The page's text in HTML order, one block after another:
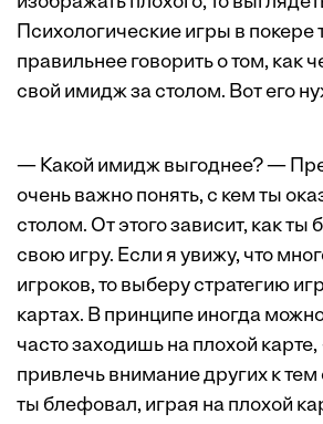
Психологические игры в покере
правильнее говорить о том, как
свой имидж за столом. Вот его
— Какой имидж выгоднее? —
очень важно понять, с кем ты
столом. От этого зависит, как ты
свою игру. Если я увижу, что
игроков, то выберу стратегию
картах. В принципе иногда
часто заходишь на плохой
привлечь внимание других к тем
ты блефовал, играя на плохой